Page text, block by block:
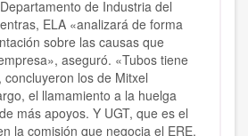
de Industria del
ELA «analizará de forma
sobre las causas que
aseguró. «Tubos tiene
los de Mitxel
el llamamiento a la huelga
más apoyos. Y UGT, que es el
la comisión que negocia el ERE,